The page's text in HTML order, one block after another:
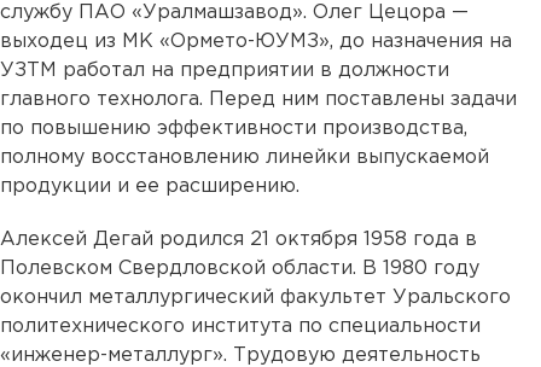
службу ПАО «Уралмашзавод». Олег Цецора —
выходец из МК «Ормето-ЮУМЗ», до назначения на
УЗТМ работал на предприятии в должности
главного технолога. Перед ним поставлены задачи
по повышению эффективности производства,
полному восстановлению линейки выпускаемой
продукции и ее расширению.
Алексей Дегай родился 21 октября 1958 года в
Полевском Свердловской области. В 1980 году
окончил металлургический факультет Уральского
политехнического института по специальности
«инженер-металлург». Трудовую деятельность